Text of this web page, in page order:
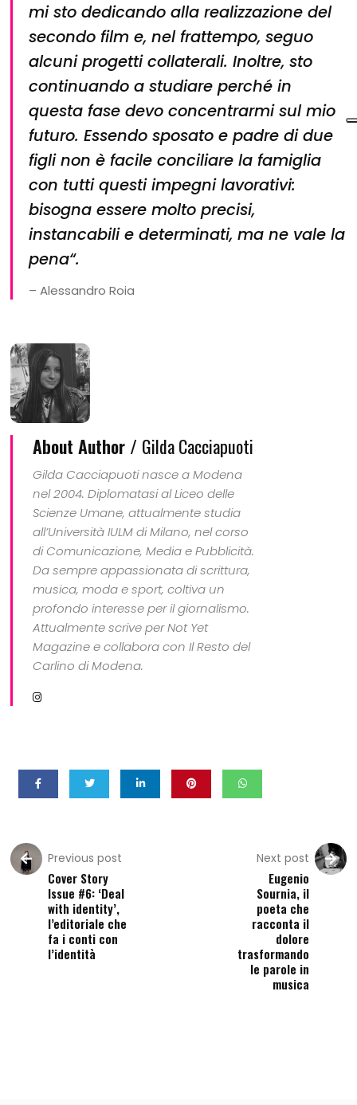
mi sto dedicando alla realizzazione del
secondo film e, nel frattempo, seguo
alcuni progetti collaterali. Inoltre, sto
continuando a studiare perché in
questa fase devo concentrarmi sul mio
futuro. Essendo sposato e padre di due
figli non è facile conciliare la famiglia
con tutti questi impegni lavorativi:
bisogna essere molto precisi,
instancabili e determinati, ma ne vale la
pena“.
– Alessandro Roia
About Author / Gilda Cacciapuoti
Gilda Cacciapuoti nasce a Modena
nel 2004. Diplomatasi al Liceo delle
Scienze Umane, attualmente studia
all’Università IULM di Milano, nel corso
di Comunicazione, Media e Pubblicità.
Da sempre appassionata di scrittura,
musica, moda e sport, coltiva un
profondo interesse per il giornalismo.
Attualmente scrive per Not Yet
Magazine e collabora con Il Resto del
Carlino di Modena.
Previous post
Cover Story
Issue #6: ‘Deal
with identity’,
l’editoriale che
fa i conti con
l’identità
Next post
Eugenio
Sournia, il
poeta che
racconta il
dolore
trasformando
le parole in
musica